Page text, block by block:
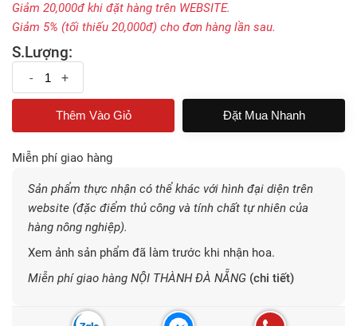
Giảm 20,000đ khi đặt hàng trên WEBSITE.
Giảm 5% (tối thiếu 20,000đ) cho đơn hàng lần sau.
S.Lượng:
- +
Đặt Mua Nhanh
Miễn phí giao hàng
Sản phẩm thực nhận có thể khác với hình đại diện trên
website (đặc điểm thủ công và tính chất tự nhiên của
hàng nông nghiệp).
Xem ảnh sản phẩm đã làm trước khi nhận hoa.
Miễn phí giao hàng NỘI THÀNH ĐÀ NẴNG (chi tiết)